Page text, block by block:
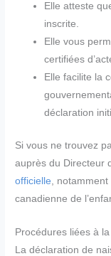
Elle atteste
inscrite.
Elle vous
certifiées
Elle facilite la
déclaration
Si vous ne trouvez
auprès du Directeur
officielle ,
canadienne de
Procédures liées à
La déclaration de